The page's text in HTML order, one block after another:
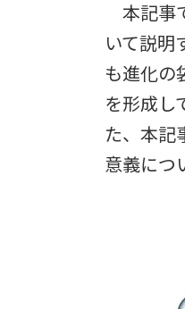
本記事
いて説明
も進化の
を形成し
た、本記
意義につ